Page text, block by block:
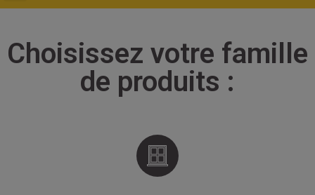
Choisissez votre famille
de produits :